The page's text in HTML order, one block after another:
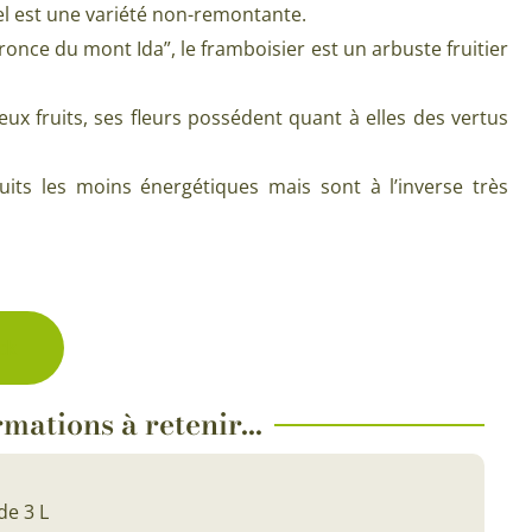
semences BIO
pour gazon & prairie
& Plantes utiles
semis d’automne
& Graines Spéciales Semis
& Graines Spéciales petit
& Graines Spéciales grand
Plantes d’intérieur pour ombre
Plantes pour salle de bain
Plantes de bureau
Plantes d’intérieur colorées
est une variété non-remontante.
du mont Ida”, le framboisier est un arbuste fruitier
fruits, ses fleurs possédent quant à elles des vertus
les moins énergétiques mais sont à l’inverse très
à retenir...
3 L